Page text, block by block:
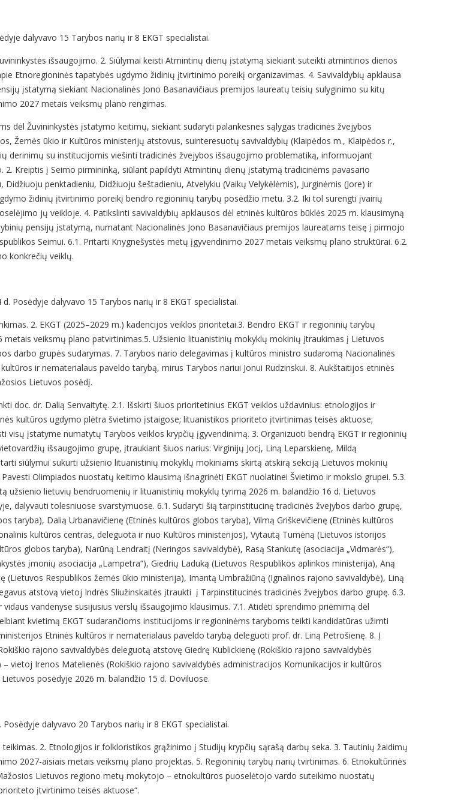
dalyvavo 15 Tarybos narių ir 8 EKGT specialistai.
išsaugojimo. 2. Siūlymai keisti Atmintinų dienų įstatymą siekiant suteikti atmintinos dienos
Etnoregioninės tapatybės ugdymo židinių įtvirtinimo poreikį organizavimas. 4. Savivaldybių apklausa
įstatymą siekiant Nacionalinės Jono Basanavičiaus premijos laureatų teisių sulyginimo su kitų
2027 metais veiksmų plano rengimas.
dėl Žuvininkystės įstatymo keitimų, siekiant sudaryti palankesnes sąlygas tradicinės žvejybos
Žemės ūkio ir Kultūros ministerijų atstovus, suinteresuotų savivaldybių (Klaipėdos m., Klaipėdos r.,
derinimų su institucijomis viešinti tradicinės žvejybos išsaugojimo problematiką, informuojant
Kreiptis į Seimo pirmininką, siūlant papildyti Atmintinų dienų įstatymą tradicinėms pavasario
penktadieniu, Didžiuoju šeštadieniu, Atvelykiu (Vaikų Velykėlėmis), Jurginėmis (Jore) ir
židinių įtvirtinimo poreikį bendro regioninių tarybų posėdžio metu. 3.2. Iki tol surengti įvairių
jų veikloje. 4. Patikslinti savivaldybių apklausos dėl etninės kultūros būklės 2025 m. klausimyną
pensijų įstatymą, numatant Nacionalinės Jono Basanavičiaus premijos laureatams teisę į pirmojo
Seimui. 6.1. Pritarti Knygnešystės metų įgyvendinimo 2027 metais veiksmų plano struktūrai. 6.2.
konkrečių veiklų.
Posėdyje dalyvavo 15 Tarybos narių ir 8 EKGT specialistai.
2. EKGT (2025–2029 m.) kadencijos veiklos prioritetai.3. Bendro EKGT ir regioninių tarybų
veiksmų plano patvirtinimas.5. Užsienio lituanistinių mokyklų mokinių įtraukimas į Lietuvos
darbo grupės sudarymas. 7. Tarybos nario delegavimas į kultūros ministro sudaromą Nacionalinės
ir nematerialaus paveldo tarybą, mirus Tarybos nariui Jonui Rudzinskui. 8. Aukštaitijos etninės
Lietuvos posėdį.
doc. dr. Dalią Senvaitytę. 2.1. Išskirti šiuos prioritetinius EKGT veiklos uždavinius: etnologijos ir
kultūros ugdymo plėtra švietimo įstaigose; lituanistikos prioriteto įtvirtinimas teisės aktuose;
įstatyme numatytų Tarybos veiklos krypčių įgyvendinimą. 3. Organizuoti bendrą EKGT ir regioninių
išsaugojimo grupę, įtraukiant šiuos narius: Virginijų Jocį, Liną Leparskienę, Mildą
siūlymui sukurti užsienio lituanistinių mokyklų mokiniams skirtą atskirą sekciją Lietuvos mokinių
Olimpiados nuostatų keitimo klausimą išnagrinėti EKGT nuolatinei Švietimo ir mokslo grupei. 5.3.
užsienio lietuvių bendruomenių ir lituanistinių mokyklų tyrimą 2026 m. balandžio 16 d. Lietuvos
dalyvauti tolesniuose svarstymuose. 6.1. Sudaryti šią tarpinstitucinę tradicinės žvejybos darbo grupę,
taryba), Dalią Urbanavičienę (Etninės kultūros globos taryba), Vilmą Griškevičienę (Etninės kultūros
kultūros centras, deleguota ir nuo Kultūros ministerijos), Vytautą Tumėną (Lietuvos istorijos
globos taryba), Narūną Lendraitį (Neringos savivaldybė), Rasą Stankutę (asociacija „Vidmarės“),
įmonių asociacija „Lampetra“), Giedrių Laduką (Lietuvos Respublikos aplinkos ministerija), Aną
Respublikos žemės ūkio ministerija), Imantą Umbražiūną (Ignalinos rajono savivaldybė), Liną
atstovą vietoj Indrės Sliužinskaitės įtraukti į Tarpinstitucinės tradicinės žvejybos darbo grupę. 6.3.
vandenyse susijusius verslų išsaugojimo klausimus. 7.1. Atidėti sprendimo priėmimą dėl
kvietimą EKGT sudarančioms institucijoms ir regioninėms taryboms teikti kandidatūras užimti
Etninės kultūros ir nematerialaus paveldo tarybą deleguoti prof. dr. Liną Petrošienę. 8. Į
rajono savivaldybės deleguotą atstovę Giedrę Kublickienę (Rokiškio rajono savivaldybės
vietoj Irenos Matelienės (Rokiškio rajono savivaldybės administracijos Komunikacijos ir kultūros
posėdyje 2026 m. balandžio 15 d. Doviluose.
dalyvavo 20 Tarybos narių ir 8 EKGT specialistai.
2. Etnologijos ir folkloristikos grąžinimo į Studijų krypčių sąrašą darbų seka. 3. Tautinių žaidimų
2027-aisiais metais veiksmų plano projektas. 5. Regioninių tarybų narių tvirtinimas. 6. Etnokultūrinės
Lietuvos regiono metų mokytojo – etnokultūros puoselėtojo vardo suteikimo nuostatų
įtvirtinimo teisės aktuose“.